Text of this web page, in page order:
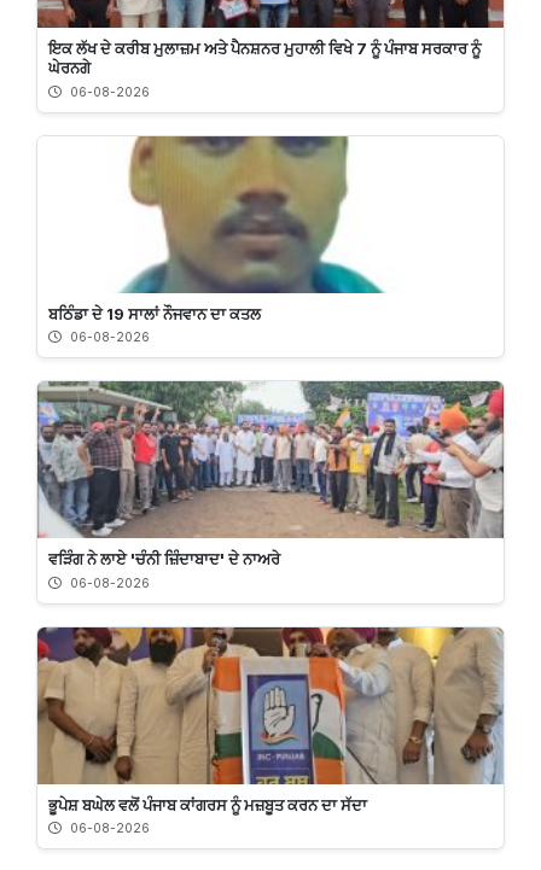
ਇਕ ਲੱਖ ਦੇ ਕਰੀਬ ਮੁਲਾਜ਼ਮ ਅਤੇ ਪੈਨਸ਼ਨਰ ਮੁਹਾਲੀ ਵਿਖੇ 7 ਨੂੰ ਪੰਜਾਬ ਸਰਕਾਰ ਨੂੰ
ਘੇਰਨਗੇ
06-08-2026
ਬਠਿੰਡਾ ਦੇ 19 ਸਾਲਾਂ ਨੌਜਵਾਨ ਦਾ ਕਤਲ
06-08-2026
ਵੜਿੰਗ ਨੇ ਲਾਏ 'ਚੰਨੀ ਜ਼ਿੰਦਾਬਾਦ' ਦੇ ਨਾਅਰੇ
06-08-2026
ਭੂਪੇਸ਼ ਬਘੇਲ ਵਲੋਂ ਪੰਜਾਬ ਕਾਂਗਰਸ ਨੂੰ ਮਜ਼ਬੂਤ ਕਰਨ ਦਾ ਸੱਦਾ
06-08-2026